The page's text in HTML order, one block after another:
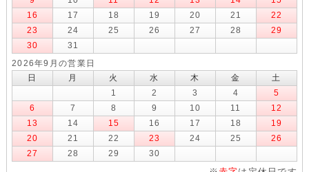
16
17 18 19 20 21
22
23
24 25 26 27 28
29
30
31
2026年9月の営業日
日
月 火 水 木 金
土
1
2 3 4
5
6
7 8 9 10 11
12
13
14 15 16 17 18
19
20
21 22 23 24 25
26
27
28 29 30